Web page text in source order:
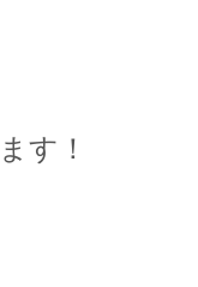
す！